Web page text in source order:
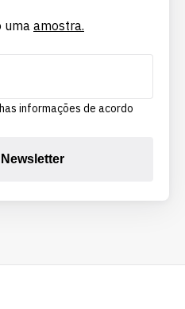
uma amostra.
informações de acordo